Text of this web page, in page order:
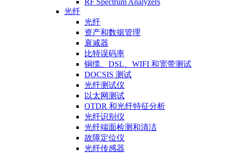
RF Spectrum Analyzers
光纤
光纤
资产和数据管理
衰减器
比特误码率
铜缆、DSL、WIFI 和宽带测试
DOCSIS 测试
光纤测试仪
以太网测试
OTDR 和光纤特征分析
光纤识别仪
光纤端面检测和清洁
故障定位仪
光纤传感器